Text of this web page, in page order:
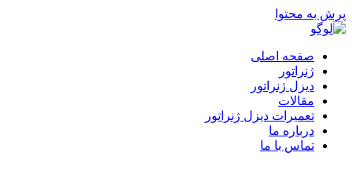
پرش به محتوا
صفحه اصلی
ژنراتور
دیزل ژنراتور
مقالات
تعمیرات دیزل ژنراتور
درباره ما
تماس با ما